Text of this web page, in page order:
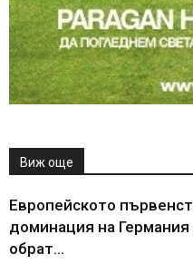
Виж още
Европейското
доминация на
обрат...